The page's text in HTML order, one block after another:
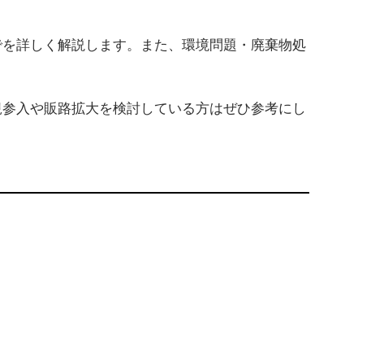
詳しく解説します。また、環境問題・廃棄物処
入や販路拡大を検討している方はぜひ参考にし